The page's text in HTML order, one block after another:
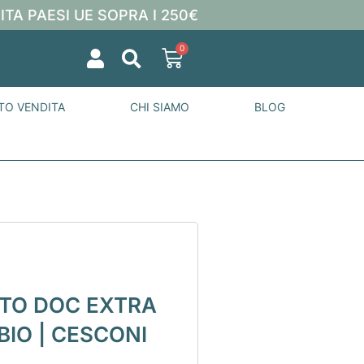
PAESI UE SOPRA I 250€
0
VENDITA CHI SIAMO BLOG
DOC EXTRA
| CESCONI